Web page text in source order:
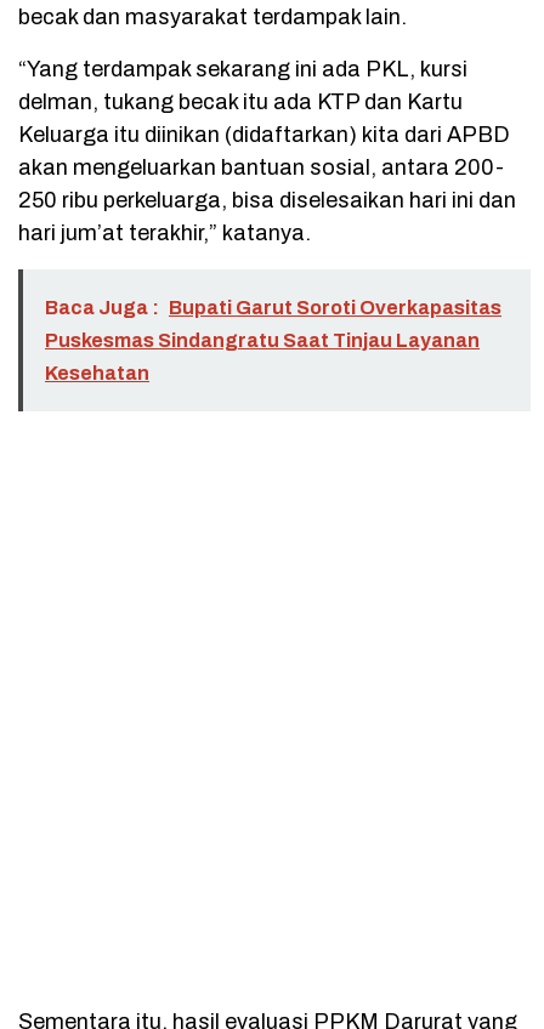
becak dan masyarakat terdampak lain.
“Yang terdampak sekarang ini ada PKL, kursi
delman, tukang becak itu ada KTP dan Kartu
Keluarga itu diinikan (didaftarkan) kita dari APBD
akan mengeluarkan bantuan sosial, antara 200-
250 ribu perkeluarga, bisa diselesaikan hari ini dan
hari jum’at terakhir,” katanya.
Baca Juga : Bupati Garut Soroti Overkapasitas
Puskesmas Sindangratu Saat Tinjau Layanan
Kesehatan
Sementara itu, hasil evaluasi PPKM Darurat yang